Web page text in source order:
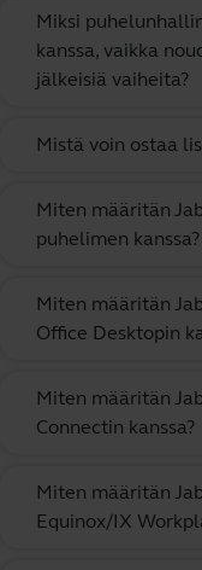
Miksi
kanssa, vaikka
jälkeisiä vaiheita?
Mistä voin ostaa
Miten määritän
puhelimen kanssa?
Miten määritän
Office Desktopin
Miten määritän
Connectin kanssa?
Miten määritän
Equinox/IX